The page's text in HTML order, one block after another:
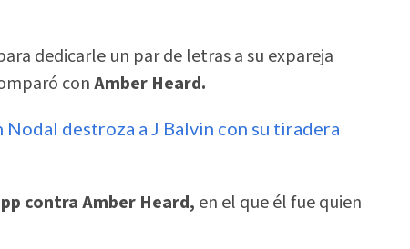
dedicarle un par de letras a su expareja
conAmber Heard.
destroza a J Balvin con su tiradera
contra Amber Heard, en el que él fue quien